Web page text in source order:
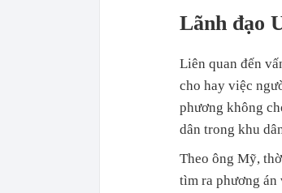
Lãnh đạo
Liên quan đến
cho hay việc
phương không
dân trong khu
Theo ông Mỹ,
tìm ra phương án